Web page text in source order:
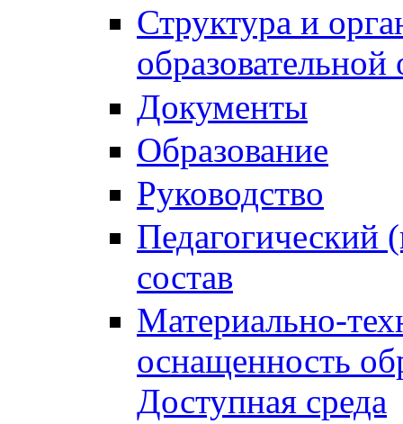
Структура и
образовательной
Документы
Образование
Руководство
Педагогический
состав
Материально-
оснащенность
Доступная среда